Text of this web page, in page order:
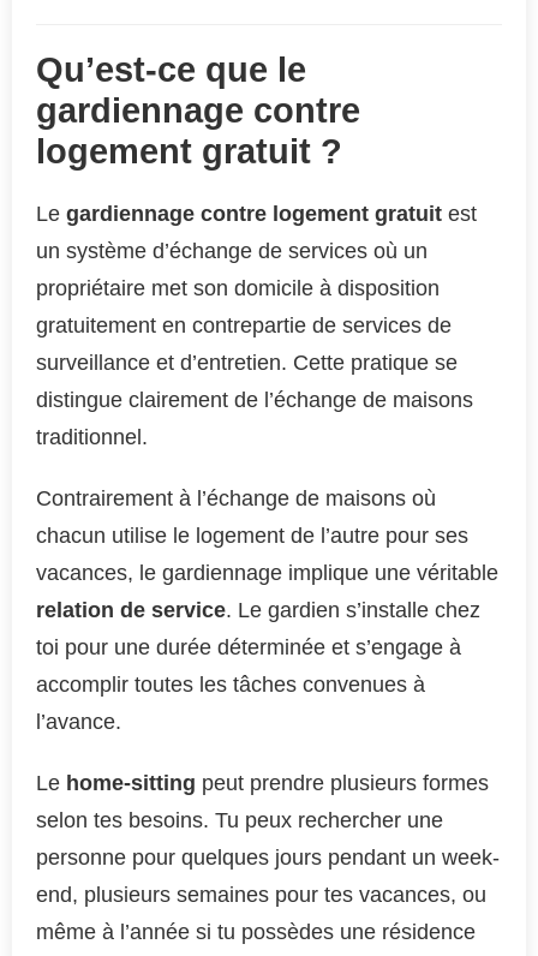
Qu’est-ce que le
gardiennage contre
logement gratuit ?
Le gardiennage contre logement gratuit est
un système d’échange de services où un
propriétaire met son domicile à disposition
gratuitement en contrepartie de services de
surveillance et d’entretien. Cette pratique se
distingue clairement de l’échange de maisons
traditionnel.
Contrairement à l’échange de maisons où
chacun utilise le logement de l’autre pour ses
vacances, le gardiennage implique une véritable
relation de service. Le gardien s’installe chez
toi pour une durée déterminée et s’engage à
accomplir toutes les tâches convenues à
l’avance.
Le home-sitting peut prendre plusieurs formes
selon tes besoins. Tu peux rechercher une
personne pour quelques jours pendant un week-
end, plusieurs semaines pour tes vacances, ou
même à l’année si tu possèdes une résidence